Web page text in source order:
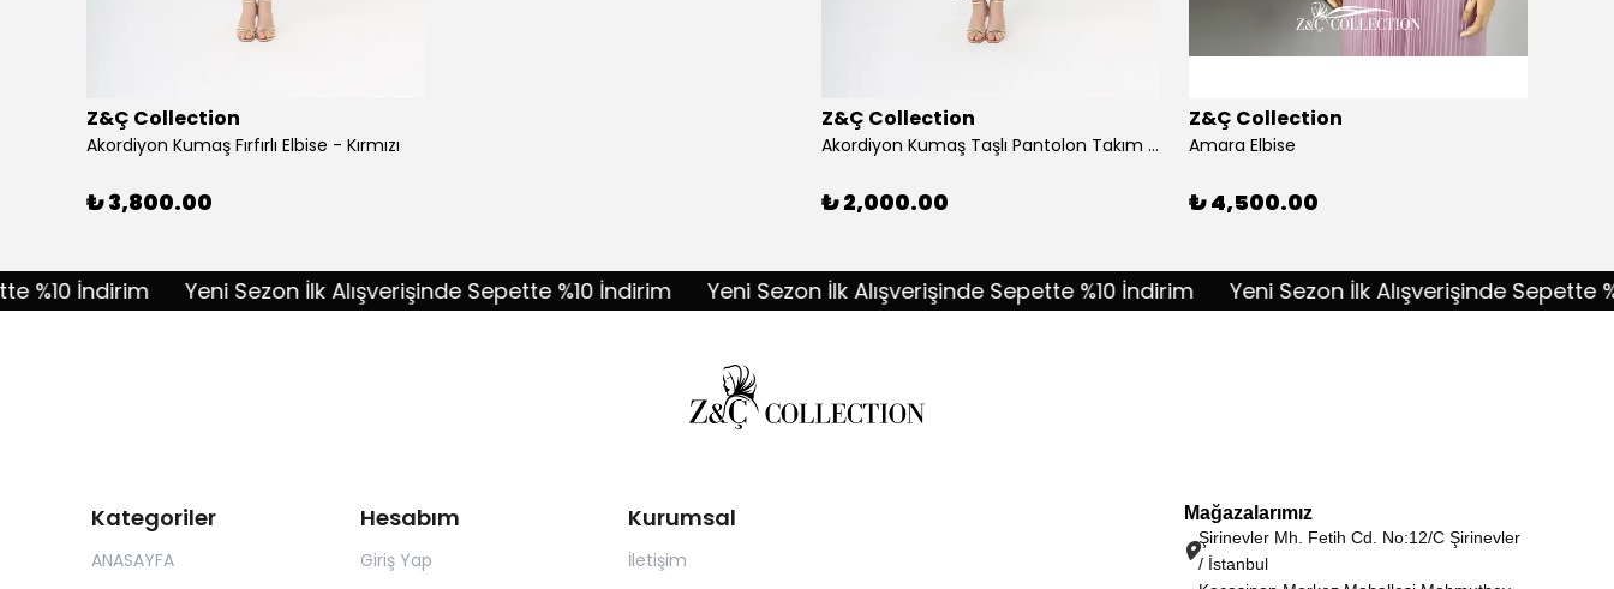
Z&Ç Collection
Akordiyon Kumaş Fırfırlı Elbise - Kırmızı
₺ 3,800.00
Z&Ç Collection
Akordiyon Kumaş Taşlı Pantolon Takım - lacivert
₺ 2,000.00
Z&Ç Collection
Amara Elbise
₺ 4,500.00
İndirim Yeni Sezon İlk Alışverişinde Sepette %10 İndirim Yeni Sezon İlk Alışverişinde Sepette %10 İndirim Yeni Sezon İlk Alışverişinde Sepette %10
Kategoriler
ANASAYFA
Hesabım
Giriş Yap
Kurumsal
İletişim
Mağazalarımız
Şirinevler Mh. Fetih Cd. No:12/C Şirinevler
/ İstanbul